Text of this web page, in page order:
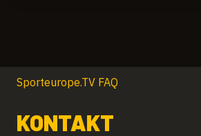
Sporteurope.TV FAQ
KONTAKT